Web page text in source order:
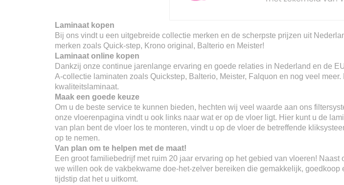
Laminaat kopen
Bij ons vindt u een uitgebreide collectie merken en de scherpste prijzen uit
merken zoals Quick-step, Krono original, Balterio en Meister!
Laminaat online kopen
Dankzij onze continue jarenlange ervaring en goede relaties in Nederland en de
A-collectie laminaten zoals Quickstep, Balterio, Meister, Falquon en nog veel
kwaliteitslaminaat.
Maak een goede keuze
Om u de beste service te kunnen bieden, hechten wij veel waarde aan ons
onze vloerenpagina vindt u ook links naar wat er op de vloer ligt. Hier kunt u de
van plan bent de vloer los te monteren, vindt u op de vloer de betreffende
op te nemen.
Van plan om te helpen met de maat!
Een groot familiebedrijf met ruim 20 jaar ervaring op het gebied van vloeren!
we willen ook de vakbekwame doe-het-zelver bereiken die gemakkelijk,
tijdstip dat het u uitkomt.